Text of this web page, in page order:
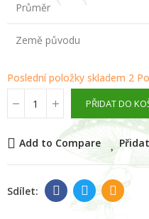
Průměr
Země původu
Poslední položky skladem 2
PŘIDAT DO
Add to Compare